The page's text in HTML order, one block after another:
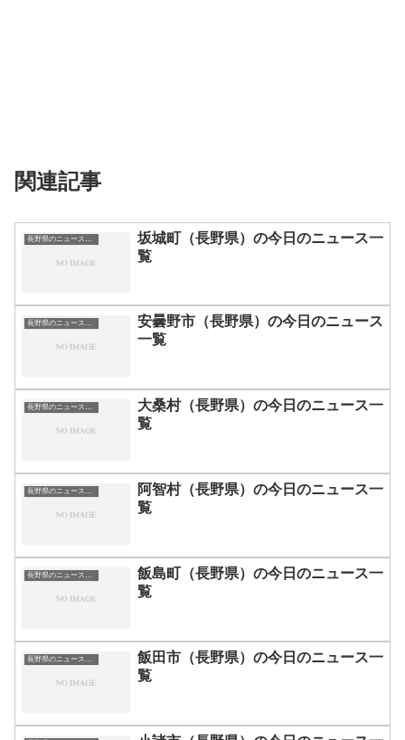
関連記事
長野県のニュース一覧
坂城町（長野県）の今日のニュース一
覧
長野県のニュース一覧
安曇野市（長野県）の今日のニュース
一覧
長野県のニュース一覧
大桑村（長野県）の今日のニュース一
覧
長野県のニュース一覧
阿智村（長野県）の今日のニュース一
覧
長野県のニュース一覧
飯島町（長野県）の今日のニュース一
覧
長野県のニュース一覧
飯田市（長野県）の今日のニュース一
覧